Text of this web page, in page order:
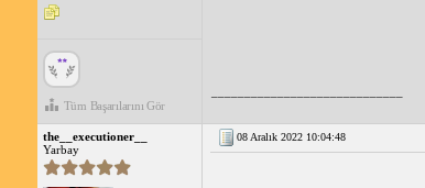
Tüm Başarılarını Gör
the__executioner__
Yarbay
08 Aralık 2022 10:04:48